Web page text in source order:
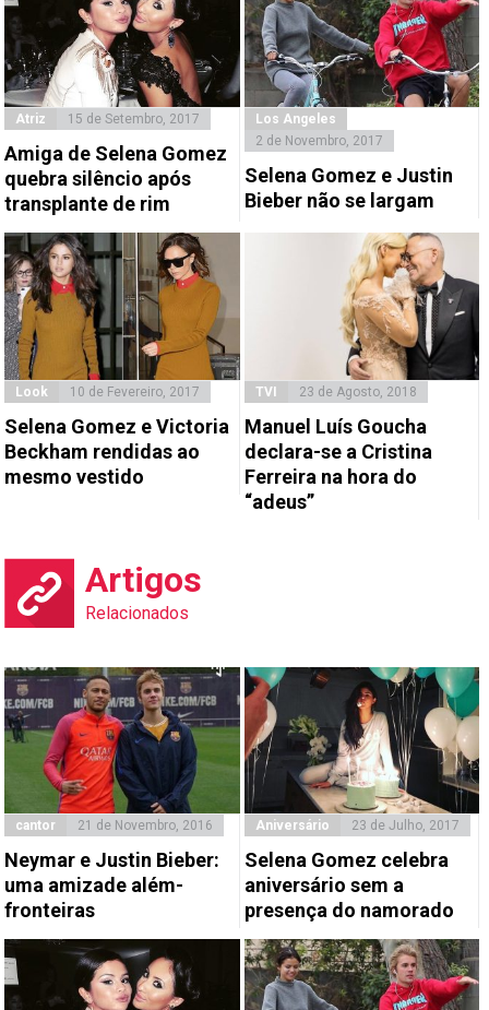
Atriz 15 de Setembro, 2017
Amiga de Selena Gomez
quebra silêncio após
transplante de rim
Los Angeles
2 de Novembro, 2017
Selena Gomez e Justin
Bieber não se largam
Look 10 de Fevereiro, 2017
Selena Gomez e Victoria
Beckham rendidas ao
mesmo vestido
TVI 23 de Agosto, 2018
Manuel Luís Goucha
declara-se a Cristina
Ferreira na hora do
“adeus”
Artigos
Relacionados
cantor 21 de Novembro, 2016
Neymar e Justin Bieber:
uma amizade além-
fronteiras
Aniversário 23 de Julho, 2017
Selena Gomez celebra
aniversário sem a
presença do namorado